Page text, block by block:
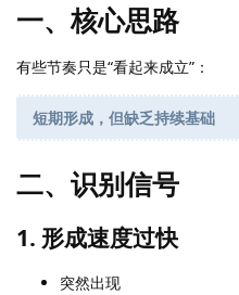
一、核心思路
有些节奏只是“看起来成立”：
短期形成，但缺乏持续基础
二、识别信号
1. 形成速度过快
突然出现